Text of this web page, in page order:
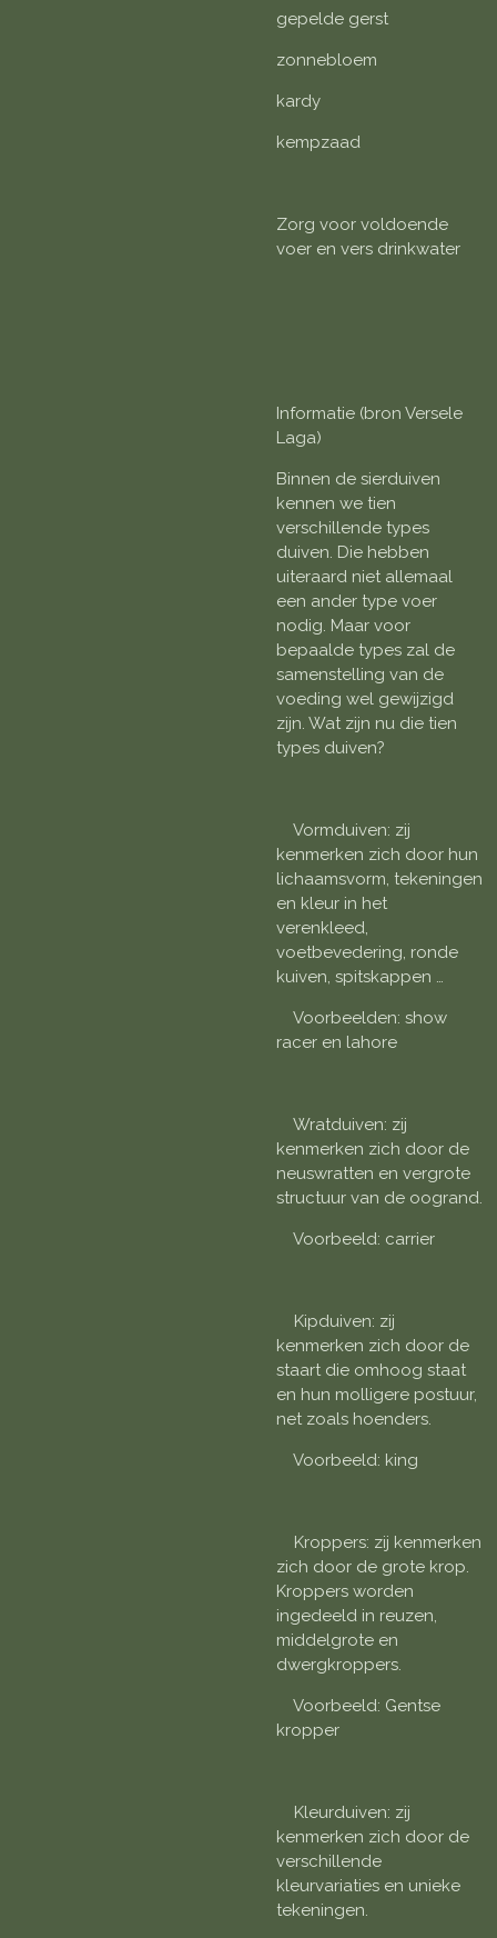
gepelde gerst
zonnebloem
kardy
kempzaad
Zorg voor voldoende
voer en vers drinkwater
Informatie (bron Versele
Laga)
Binnen de sierduiven
kennen we tien
verschillende types
duiven. Die hebben
uiteraard niet allemaal
een ander type voer
nodig. Maar voor
bepaalde types zal de
samenstelling van de
voeding wel gewijzigd
zijn. Wat zijn nu die tien
types duiven?
Vormduiven: zij
kenmerken zich door hun
lichaamsvorm, tekeningen
en kleur in het
verenkleed,
voetbevedering, ronde
kuiven, spitskappen …
Voorbeelden: show
racer en lahore
Wratduiven: zij
kenmerken zich door de
neuswratten en vergrote
structuur van de oogrand.
Voorbeeld: carrier
Kipduiven: zij
kenmerken zich door de
staart die omhoog staat
en hun molligere postuur,
net zoals hoenders.
Voorbeeld: king
Kroppers: zij kenmerken
zich door de grote krop.
Kroppers worden
ingedeeld in reuzen,
middelgrote en
dwergkroppers.
Voorbeeld: Gentse
kropper
Kleurduiven: zij
kenmerken zich door de
verschillende
kleurvariaties en unieke
tekeningen.